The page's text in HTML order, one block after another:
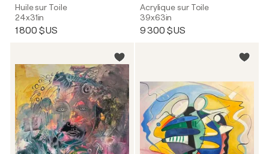
Huile sur Toile
24x31in
1 800 $US
Acrylique sur Toile
39x63in
9 300 $US